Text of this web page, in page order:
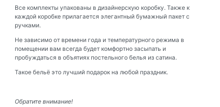
Все комплекты упакованы в дизайнерскую коробку. Также к
каждой коробке прилагается элегантный бумажный пакет с
ручками.
Не зависимо от времени года и температурного режима в
помещении вам всегда будет комфортно засыпать и
пробуждаться в объятиях постельного белья из сатина.
Такое бельё это лучший подарок на любой праздник.
Обратите внимание!